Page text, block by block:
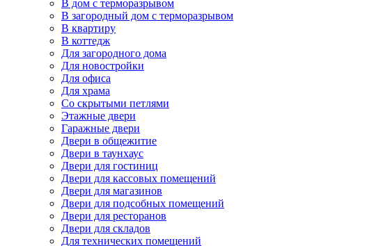
В дом с терморазрывом
В загородный дом с терморазрывом
В квартиру
В коттедж
Для загородного дома
Для новостройки
Для офиса
Для храма
Со скрытыми петлями
Этажные двери
Гаражные двери
Двери в общежитие
Двери в таунхаус
Двери для гостиниц
Двери для кассовых помещений
Двери для магазинов
Двери для подсобных помещений
Двери для ресторанов
Двери для складов
Для технических помещений